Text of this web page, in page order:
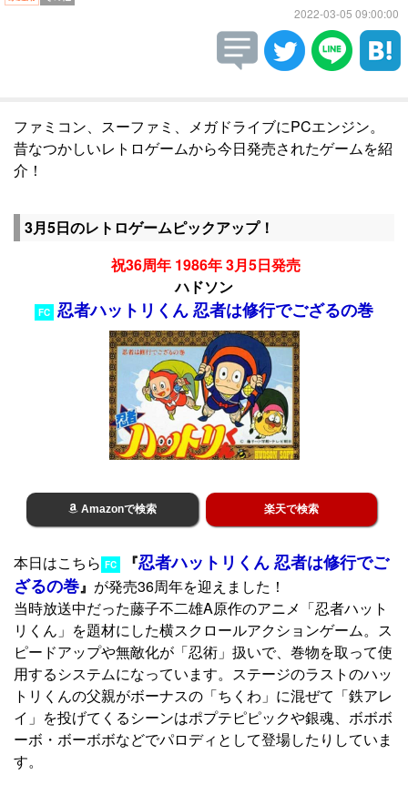
2022-03-05 09:00:00
ファミコン、スーファミ、メガドライブにPCエンジン。
昔なつかしいレトロゲームから今日発売されたゲームを紹
介！
3月5日のレトロゲームピックアップ！
祝36周年 1986年 3月5日発売
ハドソン
FC 忍者ハットリくん 忍者は修行でござるの巻
Amazonで検索 楽天で検索
本日はこちら FC 『忍者ハットリくん 忍者は修行でご
ざるの巻』 が発売36周年を迎えました！
当時放送中だった藤子不二雄A原作のアニメ「忍者ハット
リくん」を題材にした横スクロールアクションゲーム。ス
ピードアップや無敵化が「忍術」扱いで、巻物を取って使
用するシステムになっています。ステージのラストのハッ
トリくんの父親がボーナスの「ちくわ」に混ぜて「鉄アレ
イ」を投げてくるシーンはポプテピピックや銀魂、ボボボ
ーボ・ボーボボなどでパロディとして登場したりしていま
す。